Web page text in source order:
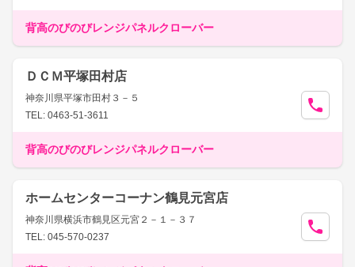
背高のびのびレンジパネルクローバー
ＤＣＭ平塚田村店
神奈川県平塚市田村３－５
TEL: 0463-51-3611
背高のびのびレンジパネルクローバー
ホームセンターコーナン鶴見元宮店
神奈川県横浜市鶴見区元宮２－１－３７
TEL: 045-570-0237